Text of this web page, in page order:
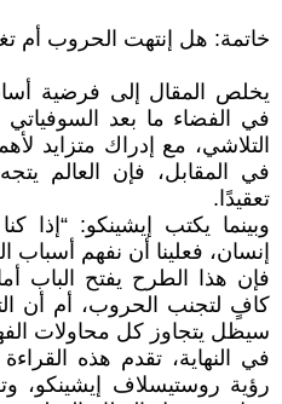
خاتمة: هل إنتهت الحروب أم
يخلص المقال إلى فرضية
في الفضاء ما بعد
التلاشي، مع إدراك متزايد
في المقابل، فإن العالم
تعقيدًا.
وبينما يكتب إيشينكو: “إذا
إنسان، فعلينا أن نفهم أسباب
فإن هذا الطرح يفتح الباب
كافٍ لتجنب الحروب، أم أن
سيظل يتجاوز كل محاولات
في النهاية، تقدم هذه
رؤية روستيسلاف إيشينكو،